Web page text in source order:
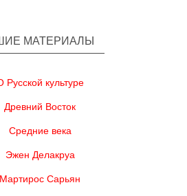
МАТЕРИАЛЫ
Русской культуре
Древний Восток
Средние века
Эжен Делакруа
Мартирос Сарьян